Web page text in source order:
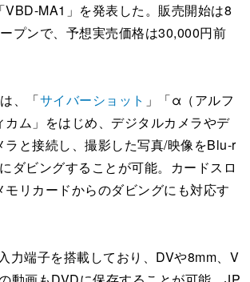
VBD-MA1」を発表した。販売開始は8
プンで、予想実売価格は30,000円前
、「サイバーショット 」「α（アルフ
カム」をはじめ、デジタルカメラやデ
ラと接続し、撮影した写真/映像をBlu-r
ダビングすることが可能。カードスロ
モリカードからのダビングにも対応す
力端子を搭載しており、DVや8mm、V